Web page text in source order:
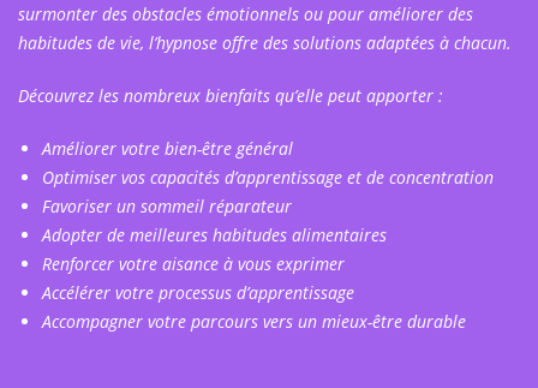
surmonter des obstacles émotionnels ou pour améliorer des
habitudes de vie, l’hypnose offre des solutions adaptées à chacun.
Découvrez les nombreux bienfaits qu’elle peut apporter :
Améliorer votre bien-être général
Optimiser vos capacités d’apprentissage et de concentration
Favoriser un sommeil réparateur
Adopter de meilleures habitudes alimentaires
Renforcer votre aisance à vous exprimer
Accélérer votre processus d’apprentissage
Accompagner votre parcours vers un mieux-être durable